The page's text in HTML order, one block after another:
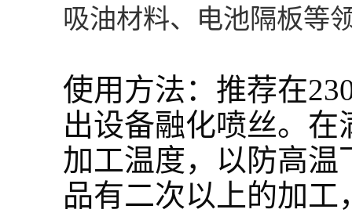
吸油材料、电池隔板等
使用方法：推荐在
出设备融化喷丝。
加工温度，以防高
品有二次以上的加